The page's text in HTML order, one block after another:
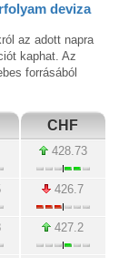
deviza
az adott napra
kaphat. Az
forrásából
CHF
428.73
426.7
427.2